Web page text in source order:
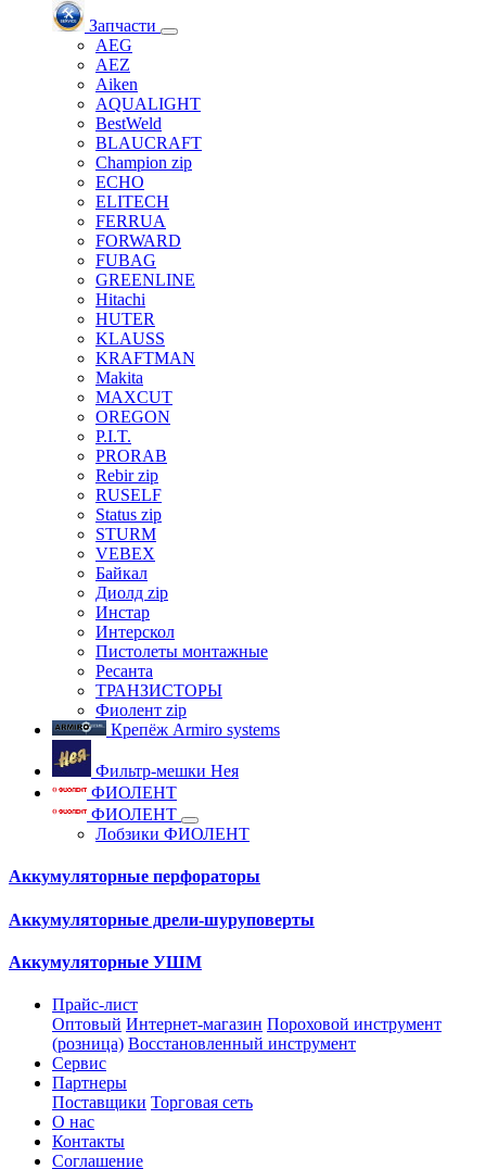
Запчасти
AEG
AEZ
Aiken
AQUALIGHT
BestWeld
BLAUCRAFT
Champion zip
ECHO
ELITECH
FERRUA
FORWARD
FUBAG
GREENLINE
Hitachi
HUTER
KLAUSS
KRAFTMAN
Makita
MAXCUT
OREGON
P.I.T.
PRORAB
Rebir zip
RUSELF
Status zip
STURM
VEBEX
Байкал
Диолд zip
Инстар
Интерскол
Пистолеты монтажные
Ресанта
ТРАНЗИСТОРЫ
Фиолент zip
Крепёж Armiro systems
Фильтр-мешки Нея
ФИОЛЕНТ
ФИОЛЕНТ
Лобзики ФИОЛЕНТ
Аккумуляторные перфораторы
Аккумуляторные дрели-шуруповерты
Аккумуляторные УШМ
Прайс-лист
Оптовый Интернет-магазин Пороховой инструмент
(розница) Восстановленный инструмент
Сервис
Партнеры
Поставщики Торговая сеть
О нас
Контакты
Соглашение